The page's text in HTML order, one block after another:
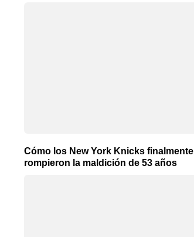
Cómo los New York Knicks finalmente
rompieron la maldición de 53 años